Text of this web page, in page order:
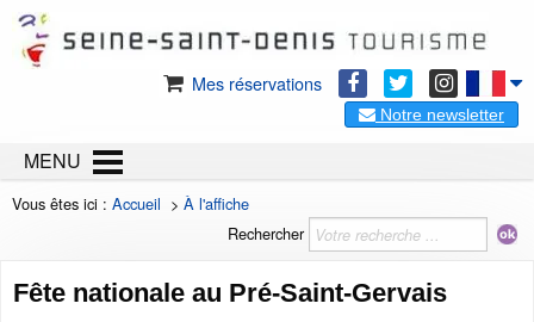
Mes réservations
Notre newsletter
MENU
Vous êtes ici : Accueil > À l'affiche
Rechercher
Fête nationale au Pré-Saint-Gervais